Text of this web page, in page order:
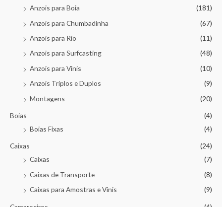
Anzois para Boia
(181)
Anzois para Chumbadinha
(67)
Anzois para Rio
(11)
Anzois para Surfcasting
(48)
Anzois para Vinis
(10)
Anzois Triplos e Duplos
(9)
Montagens
(20)
Boias
(4)
Boias Fixas
(4)
Caixas
(24)
Caixas
(7)
Caixas de Transporte
(8)
Caixas para Amostras e Vinis
(9)